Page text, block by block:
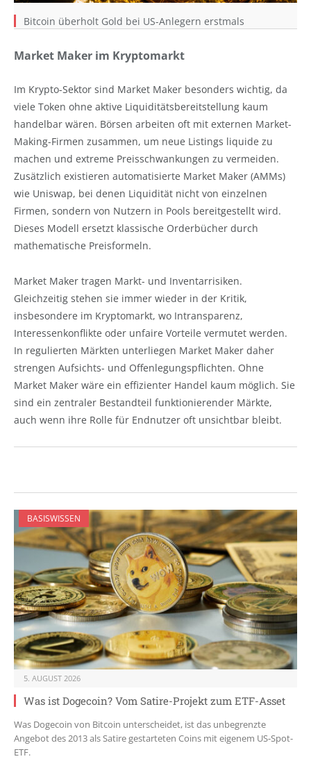
Bitcoin überholt Gold bei US-Anlegern erstmals
Market Maker im Kryptomarkt
Im Krypto-Sektor sind Market Maker besonders wichtig, da
viele Token ohne aktive Liquiditätsbereitstellung kaum
handelbar wären. Börsen arbeiten oft mit externen Market-
Making-Firmen zusammen, um neue Listings liquide zu
machen und extreme Preisschwankungen zu vermeiden.
Zusätzlich existieren automatisierte Market Maker (AMMs)
wie Uniswap, bei denen Liquidität nicht von einzelnen
Firmen, sondern von Nutzern in Pools bereitgestellt wird.
Dieses Modell ersetzt klassische Orderbücher durch
mathematische Preisformeln.
Market Maker tragen Markt- und Inventarrisiken.
Gleichzeitig stehen sie immer wieder in der Kritik,
insbesondere im Kryptomarkt, wo Intransparenz,
Interessenkonflikte oder unfaire Vorteile vermutet werden.
In regulierten Märkten unterliegen Market Maker daher
strengen Aufsichts- und Offenlegungspflichten. Ohne
Market Maker wäre ein effizienter Handel kaum möglich. Sie
sind ein zentraler Bestandteil funktionierender Märkte,
auch wenn ihre Rolle für Endnutzer oft unsichtbar bleibt.
BASISWISSEN
5. AUGUST 2026
Was ist Dogecoin? Vom Satire-Projekt zum ETF-Asset
Was Dogecoin von Bitcoin unterscheidet, ist das unbegrenzte
Angebot des 2013 als Satire gestarteten Coins mit eigenem US-Spot-
ETF.